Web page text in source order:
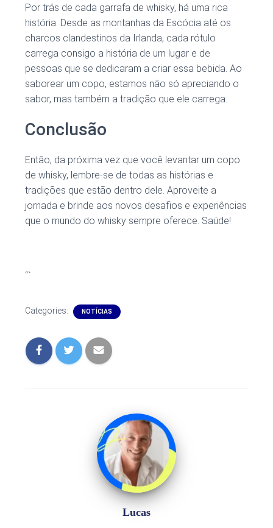
Por trás de cada garrafa de whisky, há uma rica
história. Desde as montanhas da Escócia até os
charcos clandestinos da Irlanda, cada rótulo
carrega consigo a história de um lugar e de
pessoas que se dedicaram a criar essa bebida. Ao
saborear um copo, estamos não só apreciando o
sabor, mas também a tradição que ele carrega.
Conclusão
Então, da próxima vez que você levantar um copo
de whisky, lembre-se de todas as histórias e
tradições que estão dentro dele. Aproveite a
jornada e brinde aos novos desafios e experiências
que o mundo do whisky sempre oferece. Saúde!
“`
Categories: NOTÍCIAS
Lucas